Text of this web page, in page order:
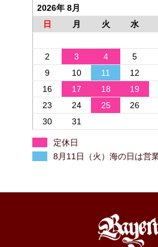
2026年 8月
日
月 火 水
2
3 4 5
9
10 11 12
16
17 18 19
23
24 25 26
30
31
定休日
8月11日（火）海の日は営